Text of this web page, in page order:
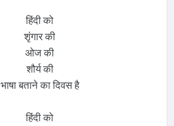
हिंदी को
शृंगार की
ओज की
शौर्य की
भाषा बताने का दिवस है
हिंदी को